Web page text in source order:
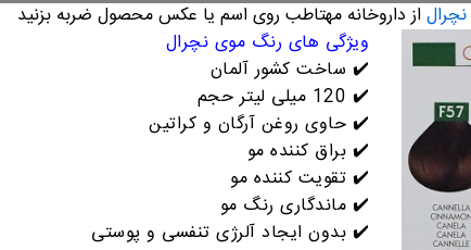
از داروخانه مهتاطب روی اسم یا عکس محصول ضربه بزنید
ویژگی های رنگ موی نچرال
✔️ ساخت کشور آلمان
✔️ 120 میلی لیتر حجم
✔️ حاوی روغن آرگان و کراتین
✔️ براق کننده مو
✔️ تقویت کننده مو
✔️ ماندگاری رنگ مو
✔️ بدون ایجاد آلرژی تنفسی و پوستی